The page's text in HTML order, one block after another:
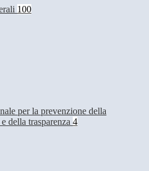
100
per la prevenzione della
della trasparenza 4